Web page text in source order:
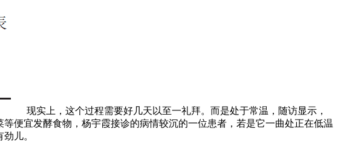
现实上，这个过程需要好几天以至一礼拜。而是处于常温，随访显示，
便宜发酵食物，杨宇霞接诊的病情较沉的一位患者，若是它一曲处正在低温
儿。